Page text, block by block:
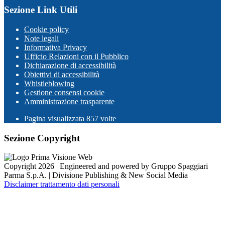
Sezione Link Utili
Cookie policy
Note legali
Informativa Privacy
Ufficio Relazioni con il Pubblico
Dichiarazione di accessibilità
Obiettivi di accessibilità
Whistleblowing
Gestione consensi cookie
Amministrazione trasparente
Pagina visualizzata 857 volte
Sezione Copyright
Copyright 2026 | Engineered and powered by Gruppo Spaggiari
Parma S.p.A. | Divisione Publishing & New Social Media
Disclaimer trattamento dati personali